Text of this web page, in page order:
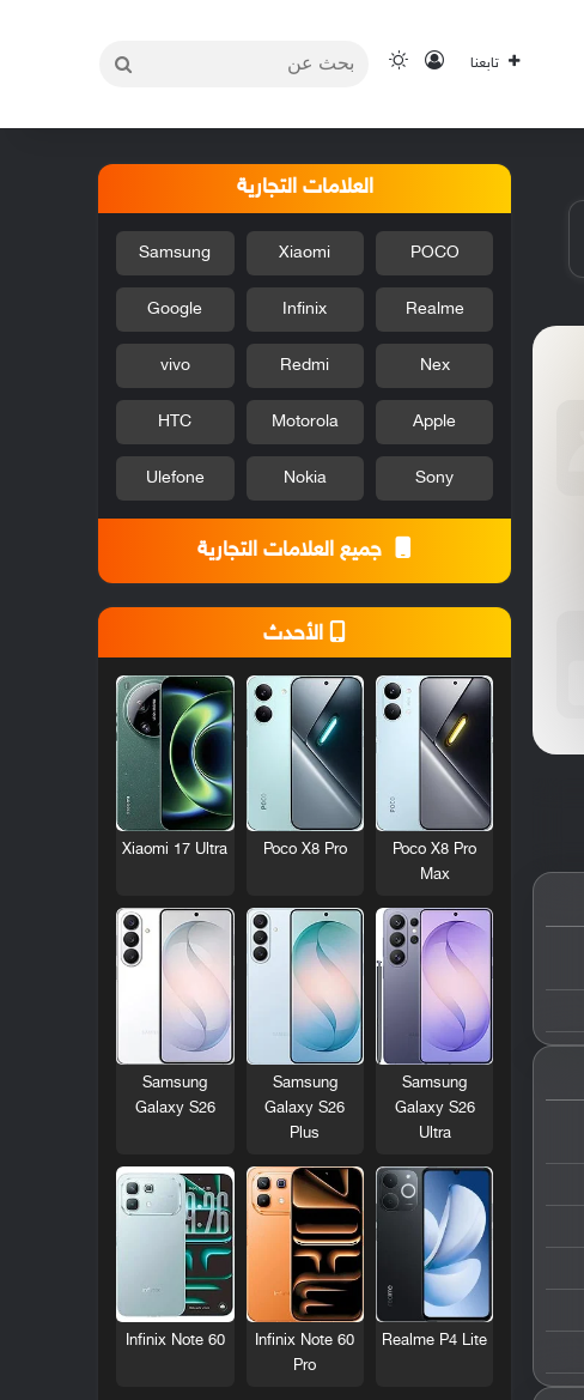
تابعنا تسجيل الدخول
الوضع المظلم
العلامات التجارية
POCO
Xiaomi
Samsung
Realme
Infinix
Google
Nex
Redmi
vivo
Apple
Motorola
HTC
Sony
Nokia
Ulefone
جميع العلامات التجارية
الأحدث
Poco X8 Pro
Max
Poco X8 Pro
Xiaomi 17 Ultra
Samsung
Galaxy S26
Ultra
Samsung
Galaxy S26
Plus
Samsung
Galaxy S26
Realme P4 Lite
Infinix Note 60
Pro
Infinix Note 60